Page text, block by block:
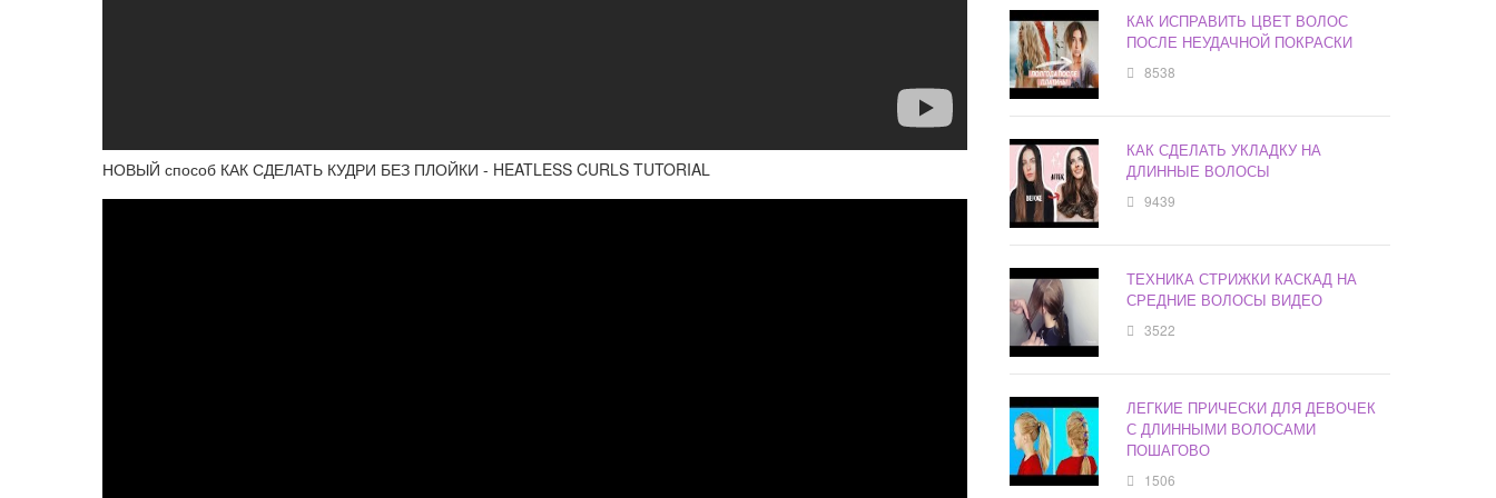
НОВЫЙ способ КАК СДЕЛАТЬ КУДРИ БЕЗ ПЛОЙКИ - HEATLESS CURLS TUTORIAL
КАК ИСПРАВИТЬ ЦВЕТ ВОЛОС
ПОСЛЕ НЕУДАЧНОЙ ПОКРАСКИ
8538
КАК СДЕЛАТЬ УКЛАДКУ НА
ДЛИННЫЕ ВОЛОСЫ
9439
ТЕХНИКА СТРИЖКИ КАСКАД НА
СРЕДНИЕ ВОЛОСЫ ВИДЕО
3522
ЛЕГКИЕ ПРИЧЕСКИ ДЛЯ ДЕВОЧЕК
С ДЛИННЫМИ ВОЛОСАМИ
ПОШАГОВО
1506